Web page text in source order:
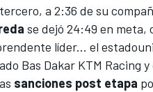
a 2:36 de su
se dejó 24:49 en meta,
líder... el
Bas Dakar KTM Racing
sanciones post etapa